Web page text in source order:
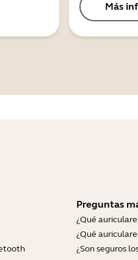
Más
Preguntas
¿Qué
¿Qué
¿Son seguros